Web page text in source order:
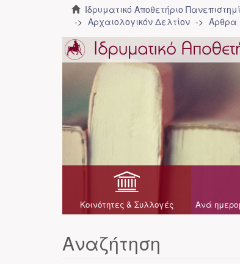
Ιδρυματικό Αποθετήριο
Αρχαιολογικόν Δελτίον
Άρθρα
Κοινότητες & Συλλογές Ανά
Αναζήτηση